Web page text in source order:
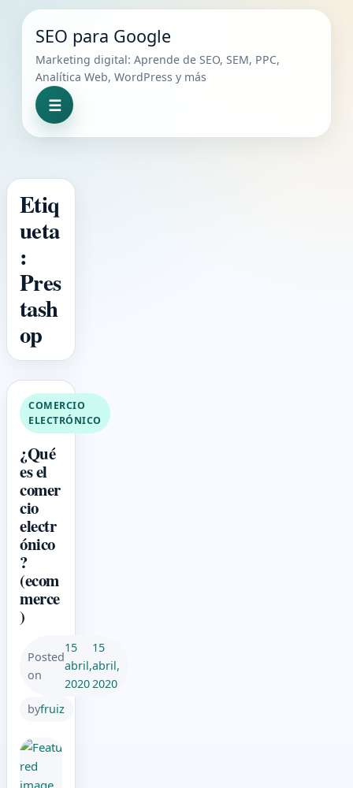
Skip to content
SEO para Google
Marketing digital: Aprende de SEO, SEM, PPC,
Analítica Web, WordPress y más
☰
Menu
Etiq
ueta
:
Pres
tash
op
COMERCIO
ELECTRÓNICO
¿Qué
es el
comer
cio
electr
ónico
?
(ecom
merce
)
Posted
on
15
abril,
2020
15
abril,
2020
byfruiz